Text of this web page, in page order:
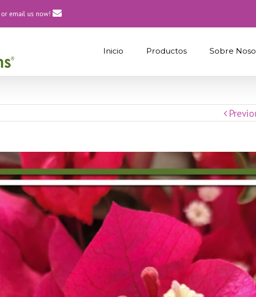
or email us now!
Inicio Productos Sobre